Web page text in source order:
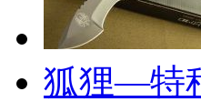
狐狸—特